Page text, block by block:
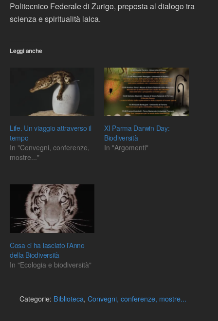
Politecnico Federale di Zurigo, preposta al dialogo tra
scienza e spiritualità laica.
Leggi anche
Life. Un viaggio attraverso il
tempo
In "Convegni, conferenze,
mostre..."
XI Parma Darwin Day:
Biodiversità
In "Argomenti"
Cosa ci ha lasciato l’Anno
della Biodiversità
In "Ecologia e biodiversità"
Categorie: Biblioteca, Convegni, conferenze, mostre...